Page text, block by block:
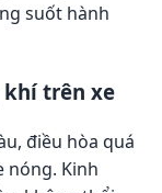
suốt hành
trên xe
điều hòa quá
nóng. Kinh